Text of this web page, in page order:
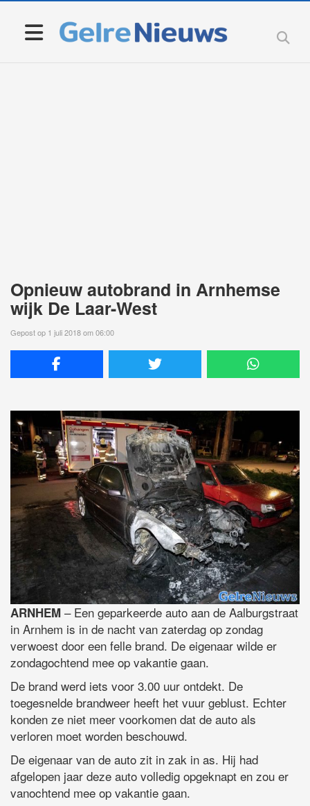
Opnieuw autobrand in Arnhemse
wijk De Laar-West
Gepost op 1 juli 2018 om 06:00
ARNHEM – Een geparkeerde auto aan de Aalburgstraat
in Arnhem is in de nacht van zaterdag op zondag
verwoest door een felle brand. De eigenaar wilde er
zondagochtend mee op vakantie gaan.
De brand werd iets voor 3.00 uur ontdekt. De
toegesnelde brandweer heeft het vuur geblust. Echter
konden ze niet meer voorkomen dat de auto als
verloren moet worden beschouwd.
De eigenaar van de auto zit in zak in as. Hij had
afgelopen jaar deze auto volledig opgeknapt en zou er
vanochtend mee op vakantie gaan.